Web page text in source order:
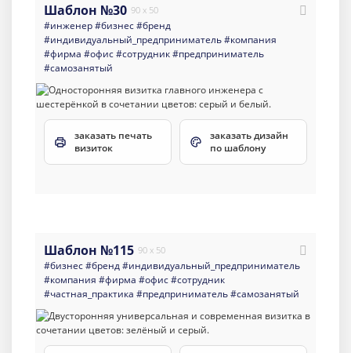
Шаблон №30 90 x 50
#инженер#бизнес#бренд
#индивидуальный_предприниматель#компания
#фирма #офис#сотрудник#предприниматель
#самозанятый
заказать печать
визиток
заказать дизайн
по шаблону
Шаблон №115 90 x 50
#бизнес#бренд#индивидуальный_предприниматель
#компания #фирма #офис#сотрудник
#частная_практика #предприниматель#самозанятый